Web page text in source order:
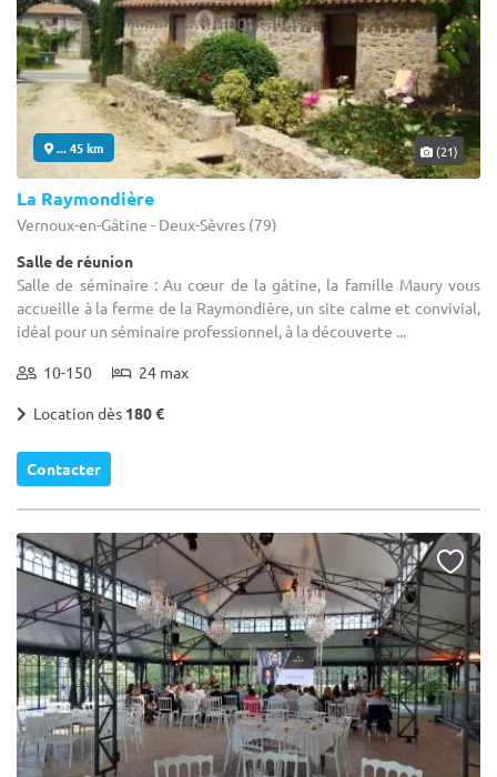
... 45 km (21)
La Raymondière
Vernoux-en-Gâtine - Deux-Sèvres (79)
Salle de réunion
Salle de séminaire : Au cœur de la gâtine, la famille Maury vous
accueille à la ferme de la Raymondière, un site calme et convivial,
idéal pour un séminaire professionnel, à la découverte ...
10-150 24 max
Location dès 180 €
Contacter